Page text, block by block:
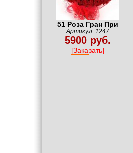
51 Роза Гран При
Артикул: 1247
5900 руб.
[Заказать]